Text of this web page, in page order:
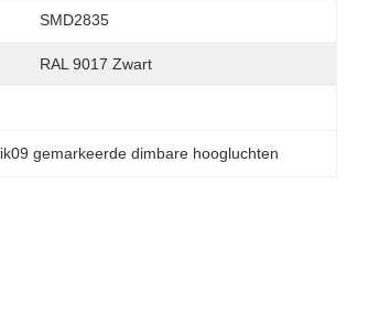
SMD2835
RAL 9017 Zwart
ik09 gemarkeerde dimbare hoogluchten